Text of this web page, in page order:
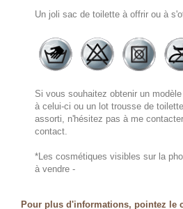
Un joli sac de toilette à offrir ou à
Si vous souhaitez obtenir un
à celui-ci ou un lot trousse de
assorti, n'hésitez pas à me
contact.
*Les cosmétiques visibles sur la
à vendre -
Pour plus d'informations, pointez le